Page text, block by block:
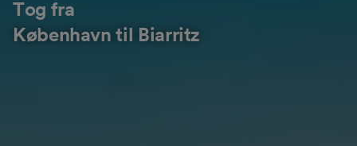
Tog fra
København til Biarritz